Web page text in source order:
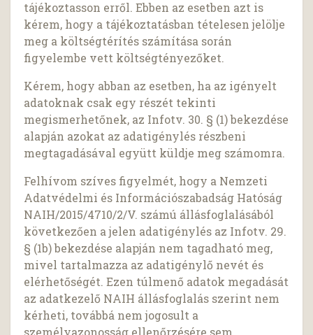
tájékoztasson erről. Ebben az esetben azt is
kérem, hogy a tájékoztatásban tételesen jelölje
meg a költségtérítés számítása során
figyelembe vett költségtényezőket.
Kérem, hogy abban az esetben, ha az igényelt
adatoknak csak egy részét tekinti
megismerhetőnek, az Infotv. 30. § (1) bekezdése
alapján azokat az adatigénylés részbeni
megtagadásával együtt küldje meg számomra.
Felhívom szíves figyelmét, hogy a Nemzeti
Adatvédelmi és Információszabadság Hatóság
NAIH/2015/4710/2/V. számú állásfoglalásából
következően a jelen adatigénylés az Infotv. 29.
§ (1b) bekezdése alapján nem tagadható meg,
mivel tartalmazza az adatigénylő nevét és
elérhetőségét. Ezen túlmenő adatok megadását
az adatkezelő NAIH állásfoglalás szerint nem
kérheti, továbbá nem jogosult a
személyazonosság ellenőrzésére sem.